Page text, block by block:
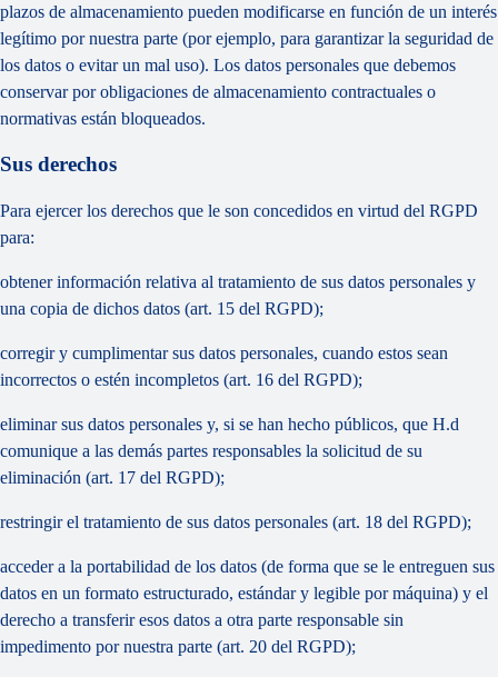
plazos de almacenamiento pueden modificarse en función de un interés
legítimo por nuestra parte (por ejemplo, para garantizar la seguridad de
los datos o evitar un mal uso). Los datos personales que debemos
conservar por obligaciones de almacenamiento contractuales o
normativas están bloqueados.
Sus derechos
Para ejercer los derechos que le son concedidos en virtud del RGPD
para:
obtener información relativa al tratamiento de sus datos personales y
una copia de dichos datos (art. 15 del RGPD);
corregir y cumplimentar sus datos personales, cuando estos sean
incorrectos o estén incompletos (art. 16 del RGPD);
eliminar sus datos personales y, si se han hecho públicos, que H.d
comunique a las demás partes responsables la solicitud de su
eliminación (art. 17 del RGPD);
restringir el tratamiento de sus datos personales (art. 18 del RGPD);
acceder a la portabilidad de los datos (de forma que se le entreguen sus
datos en un formato estructurado, estándar y legible por máquina) y el
derecho a transferir esos datos a otra parte responsable sin
impedimento por nuestra parte (art. 20 del RGPD);